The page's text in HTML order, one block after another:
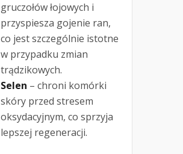
gruczołów łojowych i
przyspiesza gojenie ran,
co jest szczególnie istotne
w przypadku zmian
trądzikowych.
Selen – chroni komórki
skóry przed stresem
oksydacyjnym, co sprzyja
lepszej regeneracji.